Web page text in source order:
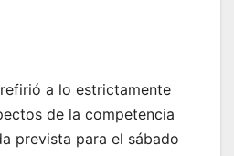
a lo estrictamente
de la competencia
prevista para el sábado